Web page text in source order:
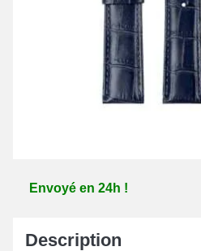
Envoyé en 24h !
Description